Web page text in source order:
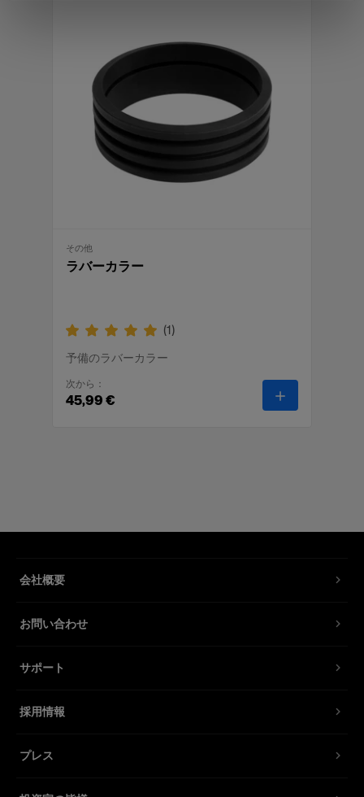
ず、別売です。この製品は、OCFシリーズとは互
換性がありません。
その他
ラバーカラー
(1)
予備のラバーカラー
次から：
45,99 €
会社概要
お問い合わせ
サポート
採用情報
プレス